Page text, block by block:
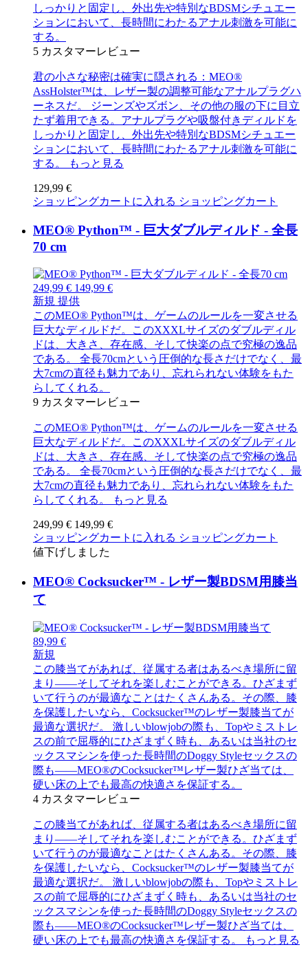
しっかりと固定し、外出先や特別なBDSMシチュエー
ションにおいて、長時間にわたるアナル刺激を可能に
する。
5 カスタマーレビュー
君の小さな秘密は確実に隠される：MEO®
AssHolster™は、レザー製の調整可能なアナルプラグハ
ーネスだ。 ジーンズやズボン、その他の服の下に目立
たず着用できる。アナルプラグや吸盤付きディルドを
しっかりと固定し、外出先や特別なBDSMシチュエー
ションにおいて、長時間にわたるアナル刺激を可能に
する。
もっと見る
129,99 €
ショッピングカートに入れる ショッピングカート
MEO® Python™ - 巨大ダブルディルド - 全長
70 cm
249,99 € 149,99 €
新規 提供
このMEO® Python™は、ゲームのルールを一変させる
巨大なディルドだ。このXXXLサイズのダブルディル
ドは、大きさ、存在感、そして快楽の点で究極の逸品
である。 全長70cmという圧倒的な長さだけでなく、最
大7cmの直径も魅力であり、忘れられない体験をもた
らしてくれる。
9 カスタマーレビュー
このMEO® Python™は、ゲームのルールを一変させる
巨大なディルドだ。このXXXLサイズのダブルディル
ドは、大きさ、存在感、そして快楽の点で究極の逸品
である。 全長70cmという圧倒的な長さだけでなく、最
大7cmの直径も魅力であり、忘れられない体験をもた
らしてくれる。
もっと見る
249,99 € 149,99 €
ショッピングカートに入れる ショッピングカート
値下げしました
MEO® Cocksucker™ - レザー製BDSM用膝当
て
89,99 €
新規
この膝当てがあれば、従属する者はあるべき場所に留
まり――そしてそれを楽しむことができる。ひざまず
いて行うのが最適なことはたくさんある。その際、膝
を保護したいなら、Cocksucker™のレザー製膝当てが
最適な選択だ。 激しいblowjobの際も、Topやミストレ
スの前で屈辱的にひざまずく時も、あるいは当社のセ
ックスマシンを使った長時間のDoggy Styleセックスの
際も――MEO®のCocksucker™レザー製ひざ当ては、
硬い床の上でも最高の快適さを保証する。
4 カスタマーレビュー
この膝当てがあれば、従属する者はあるべき場所に留
まり――そしてそれを楽しむことができる。ひざまず
いて行うのが最適なことはたくさんある。その際、膝
を保護したいなら、Cocksucker™のレザー製膝当てが
最適な選択だ。 激しいblowjobの際も、Topやミストレ
スの前で屈辱的にひざまずく時も、あるいは当社のセ
ックスマシンを使った長時間のDoggy Styleセックスの
際も――MEO®のCocksucker™レザー製ひざ当ては、
硬い床の上でも最高の快適さを保証する。
もっと見る